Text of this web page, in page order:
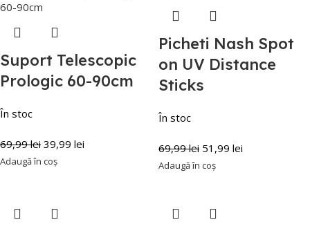
Suport Telescopic
Prologic 60-90cm
În stoc
69,99lei 39,99 lei
Adaugă în coș
Picheti Nash Spot
on UV Distance
Sticks
În stoc
69,99lei 51,99 lei
Adaugă în coș